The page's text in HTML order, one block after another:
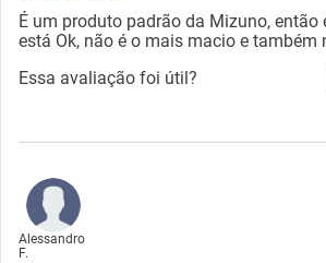
É um produto padrão da Mizuno, então
está Ok, não é o mais macio e também
Essa avaliação foi útil?
Alessandro
F.